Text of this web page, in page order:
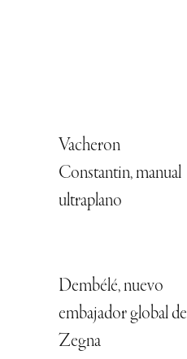
Vacheron
Constantin, manual
ultraplano
Dembélé, nuevo
embajador global de
Zegna